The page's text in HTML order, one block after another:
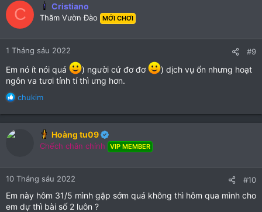
C Cristiano
Thăm Vườn Đào MỚI CHƠI
1 Tháng sáu 2022 #9
Em nó ít nói quá ) người cứ đơ đơ
) dịch vụ ổn nhưng hoạt
ngôn va tươi tỉnh tí thì ưng hơn.
R
n
s
chukim
Hoàng tu09
Chếch chân chính VIP MEMBER
10 Tháng sáu 2022 #10
Em này hôm 31/5 mình gặp sớm quá không thì hôm qua mình cho
em dự thì bài số 2 luôn ?